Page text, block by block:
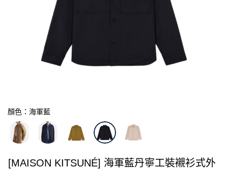
顏色：海軍藍
[MAISON KITSUNÉ] 海軍藍丹寧工裝襯衫式外